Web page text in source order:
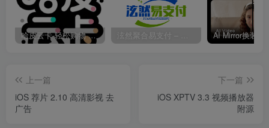
哈皮云卡-轻松购物 即买即发 泫然聚合易支付 – 行业领先的免签约支付平台
上一篇
iOS 荐片 2.10 高清影视 去
广告
下一篇
iOS XPTV 3.3 视频播放器
附源